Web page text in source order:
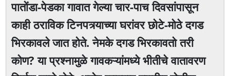
पातोंडा-पेडका गावात गेल्या चार-पाच दिवसांपासून
काही ठराविक टिनपत्र्याच्या घरांवर छोटे-मोठे दगड
भिरकावले जात होते. नेमके दगड भिरकावतो तरी
कोण? या प्रश्नामुळे गावकऱ्यांमध्ये भीतीचे वातावरण